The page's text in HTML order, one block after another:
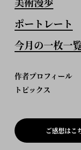
ポートレート
今月の一枚一
作者プロフィール
トピックス
ご感想はこ